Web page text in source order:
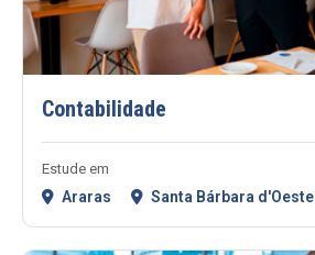
Contabilidade
Estude em
Araras Santa Bárbara d'Oeste